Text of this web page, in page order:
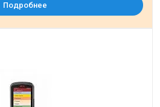
Подробнее